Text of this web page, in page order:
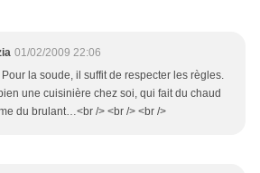
01/02/2009 22:06
Pour la soude, il suffit de respecter les règles.
une cuisinière chez soi, qui fait du chaud
du brulant…<br /> <br /> <br />